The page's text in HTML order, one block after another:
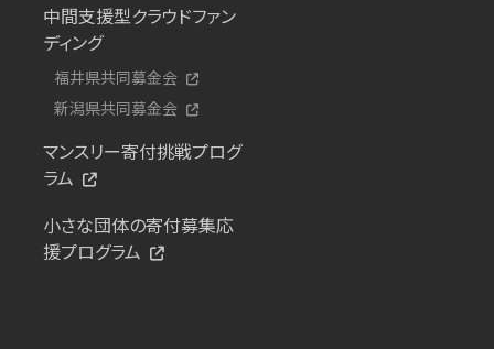
中間支援型クラウドファン
ディング
福井県共同募金会
新潟県共同募金会
マンスリー寄付挑戦プログ
ラム
小さな団体の寄付募集応
援プログラム